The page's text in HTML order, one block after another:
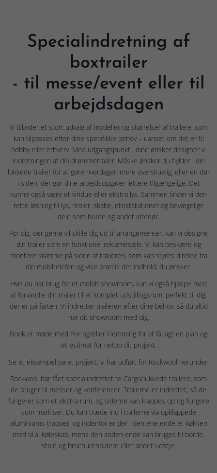
Specialindretning af
boxtrailer
- til messe/event eller til
arbejdsdagen
Vi tilbyder et stort udvalg af modeller og størrelser af trailere, som
kan tilpasses efter dine specifikke behov – uanset om det er til
hobby eller erhverv. Med udgangspunkt i dine ønsker designer vi
indretningen af din drømmetrailer. Måske ønsker du hylder i din
lukkede trailer for at gøre hverdagen mere overskuelig, eller en dør
i siden, der gør dine arbejdsopgaver lettere tilgængelige. Det
kunne også være et vindue eller ekstra lys. Sammen finder vi den
rette løsning til lys, reoler, skabe, elinstallationer og bevægelige
dele som borde og andet interiør.
For dig, der gerne vil skille dig ud til arrangementer, kan vi designe
din trailer som en funktionel reklamesøjle. Vi kan beskære og
montere skærme på siden af traileren, som kan styres direkte fra
din mobiltelefon og vise præcis det indhold, du ønsker.
Hvis du har brug for et mobilt showroom, kan vi også hjælpe med
at forvandle din trailer til et komplet udstillingsrum, perfekt til dig,
der er på farten. Vi indretter traileren efter dine behov, så du altid
har dit showroom med dig.
Book et møde med Per og/eller Flemming for at få lagt en plan og
et estimat for netop dit projekt.
Se et eksempel på et projekt, vi har udført for Rockwool herunder:
Rockwool har fået specialindrettet to Cargo/lukkede trailere, som
de bruger til messer og konferencer. Trailerne er indrettet, så de
fungerer som et ekstra rum, og siderne kan klappes op og fungere
som markiser. Du kan træde ind i trailerne via opklappede
aluminiums-trapper, og indenfor er der i den ene ende et køkken
med bl.a. køleskab, mens den anden ende kan bruges til borde,
stole og brochureholdere eller andet udstyr.